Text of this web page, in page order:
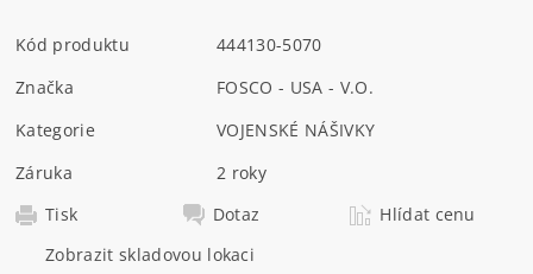
Kód produktu
444130-5070
Značka
FOSCO - USA - V.O.
Kategorie
VOJENSKÉ NÁŠIVKY
Záruka
2 roky
Tisk
Dotaz
Hlídat cenu
Zobrazit skladovou lokaci